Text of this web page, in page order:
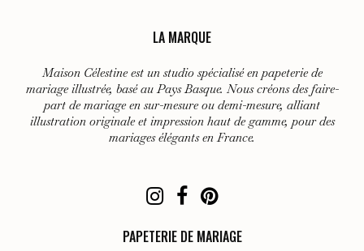
être
choisies
sur
LA MARQUE
Maison Célestine est un studio spécialisé en papeterie de
mariage illustrée, basé au Pays Basque. Nous créons des faire-
part de mariage en sur-mesure ou demi-mesure, alliant
illustration originale et impression haut de gamme, pour des
mariages élégants en France.
PAPETERIE DE MARIAGE